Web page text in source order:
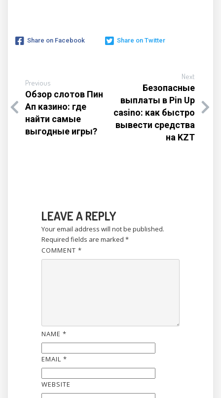
Share on Facebook Share on Twitter
Previous
Обзор слотов Пин
Ап казино: где
найти самые
выгодные игры?
Next
Безопасные
выплаты в Pin Up
casino: как быстро
вывести средства
на KZT
LEAVE A REPLY
Your email address will not be published.
Required fields are marked *
COMMENT *
NAME *
EMAIL *
WEBSITE